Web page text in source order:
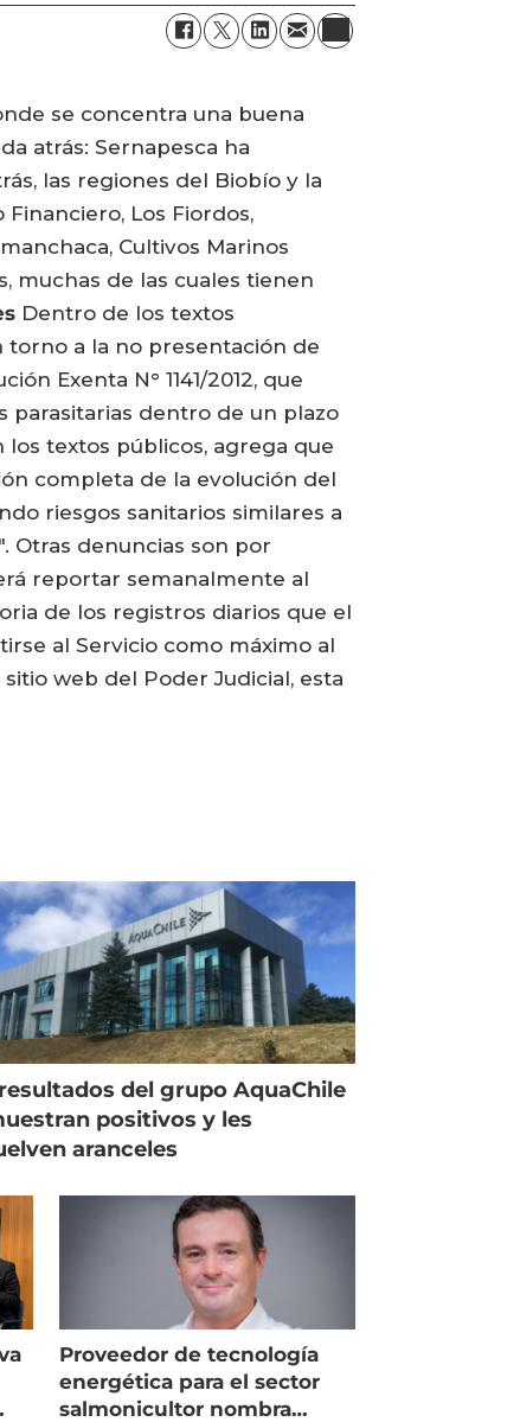
se concentra una buena
atrás: Sernapesca ha
las regiones del Biobío y la
Los Fiordos,
Cultivos Marinos
muchas de las cuales tienen
Dentro de los textos
torno a la no presentación de
Exenta N° 1141/2012, que
parasitarias dentro de un plazo
los textos públicos, agrega que
completa de la evolución del
riesgos sanitarios similares a
Otras denuncias son por
reportar semanalmente al
de los registros diarios que el
al Servicio como máximo al
web del Poder Judicial, esta
del grupo AquaChile
positivos y les
aranceles
Proveedor de tecnología
energética para el sector
salmonicultor nombra